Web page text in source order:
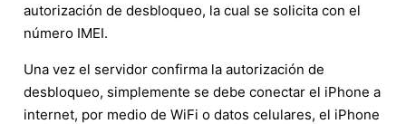
autorización de desbloqueo, la cual se solicita con el
número IMEI.
Una vez el servidor confirma la autorización de
desbloqueo, simplemente se debe conectar el iPhone a
internet, por medio de WiFi o datos celulares, el iPhone